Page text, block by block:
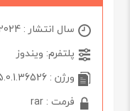
سال انتشار : 2024
پلتفرم: ویندوز
ورژن : 15.0.1.36526
فرمت : rar